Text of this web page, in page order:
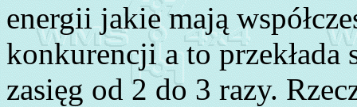
energii jakie mają
konkurencji a to przekłada
zasięg od 2 do 3 razy.